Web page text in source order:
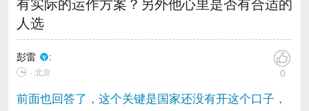
有实际的运作方案？另外他心里是否有合适的
人选
彭雷 :
∙ 北京 0
前面也回答了，这个关键是国家还没有开这个口子，